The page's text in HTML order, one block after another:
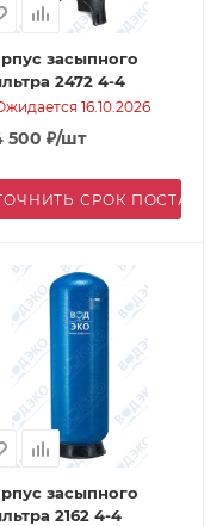
засыпного
2472 4-4
16.10.2026
500 ₽/шт
СРОК
засыпного
2162 4-4